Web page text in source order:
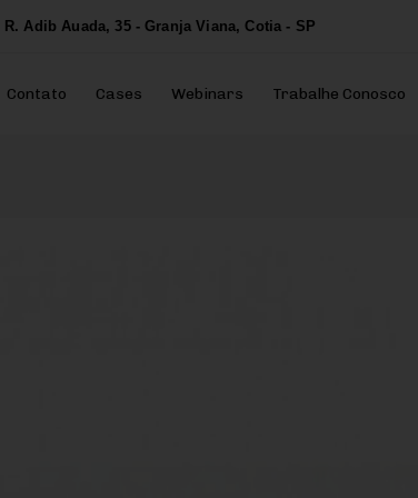
R. Adib Auada, 35 - Granja Viana, Cotia - SP
Contato Cases Webinars Trabalhe Conosco